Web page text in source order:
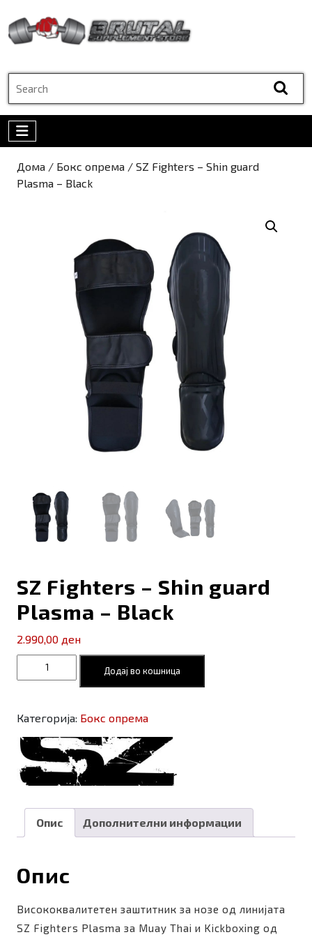
to
content
Menu
Дома / Бокс опрема / SZ Fighters – Shin guard
Plasma – Black
SZ Fighters – Shin guard
Plasma – Black
2.990,00 ден
Fighters
Shin
Plasma
Black
Додај во кошница
Категорија: Бокс опрема
Опис Дополнителни информации
Опис
Висококвалитетен заштитник за нозе од линијата
SZ Fighters Plasma за Muay Thai и Kickboxing од